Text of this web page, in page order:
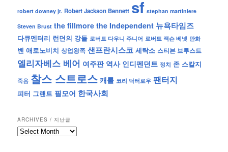
robert downey jr. Robert Jackson Bennett sf stephan martiniere
Steven Brust the fillmore the Independent 뉴욕타임즈
다큐멘터리 런던의 강들 로버트 다우니 주니어 로버트 잭슨 베넷 만화
벤 애로노비치 상업왕족 샌프란시스코 세탁소 스티븐 브루스트
엘리자베스 베어 여주판 역사 인디펜던트 정치 존 스칼지
죽음 찰스 스트로스 캐롤 코리 닥터로우 팬터지
피터 그랜트 필모어 한국사회
ARCHIVES / 지난글
archives